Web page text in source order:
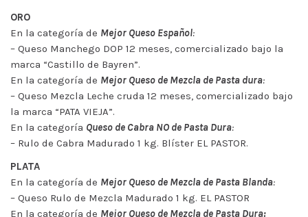
ORO
En la categoría de Mejor Queso Español:
– Queso Manchego DOP 12 meses, comercializado bajo la
marca “Castillo de Bayren”.
En la categoría de Mejor Queso de Mezcla de Pasta dura:
– Queso Mezcla Leche cruda 12 meses, comercializado bajo
la marca “PATA VIEJA”.
En la categoría Queso de Cabra NO de Pasta Dura:
– Rulo de Cabra Madurado 1 kg. Blíster EL PASTOR.
PLATA
En la categoría de Mejor Queso de Mezcla de Pasta Blanda:
– Queso Rulo de Mezcla Madurado 1 kg. EL PASTOR
En la categoría de Mejor Queso de Mezcla de Pasta Dura: